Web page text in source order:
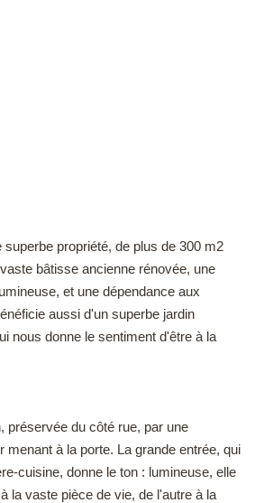
CONTACT
propriété, de plus de 300 m2
bâtisse ancienne rénovée, une
et une dépendance aux
aussi d'un superbe jardin
nous donne le sentiment d'être à la
préservée du côté rue, par une
menant à la porte. La grande entrée, qui
cuisine, donne le ton : lumineuse, elle
la vaste pièce de vie, de l'autre à la